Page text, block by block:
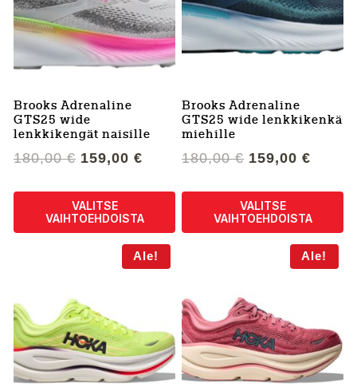
Brooks Adrenaline
GTS25 wide
lenkkikengät naisille
180,00€ Alkuperäinen
oli:
180,00 €.
159,00 € Nykyinen
on:
159,00 €.
VALITSE
VAIHTOEHDOISTA
useampi
muunnelma.
Voit
tehdä
valinnat
Brooks Adrenaline
GTS25 wide lenkkikenkä
miehille
180,00€ Alkuperäinen
oli:
180,00 €.
159,00 €
on:
VALITSE
VAIHTOEHDOISTA
useampi
muunnelma.
Voit
tehdä
valinnat
Ale! Ale!